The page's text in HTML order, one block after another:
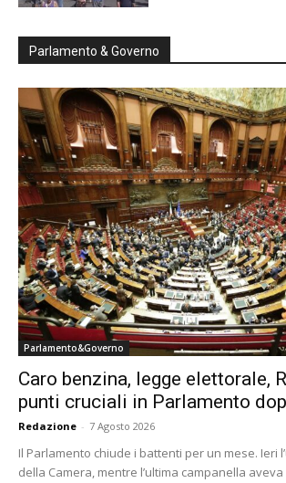
Parlamento & Governo
Parlamento&Governo
Caro benzina, legge elettorale,
punti cruciali in Parlamento
Redazione - 7 Agosto 2026
Il Parlamento chiude i battenti per un mese. Ieri
della Camera, mentre l’ultima campanella